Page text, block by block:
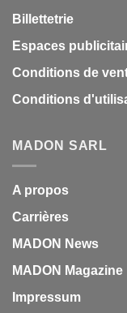
Billettetrie
Espaces
Conditions de
Conditions
MADON SARL
A propos
Carrières
MADON News
MADON Magazine
Impressum